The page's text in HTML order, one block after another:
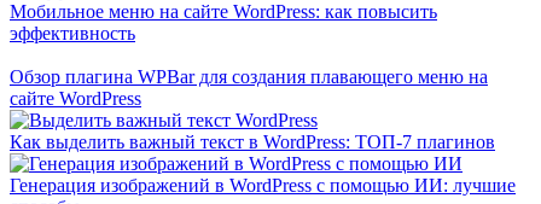
Мобильное меню на сайте WordPress: как повысить
эффективность
Обзор плагина WPBar для создания плавающего меню на
сайте WordPress
Как выделить важный текст в WordPress: ТОП-7 плагинов
Генерация изображений в WordPress с помощью ИИ: лучшие